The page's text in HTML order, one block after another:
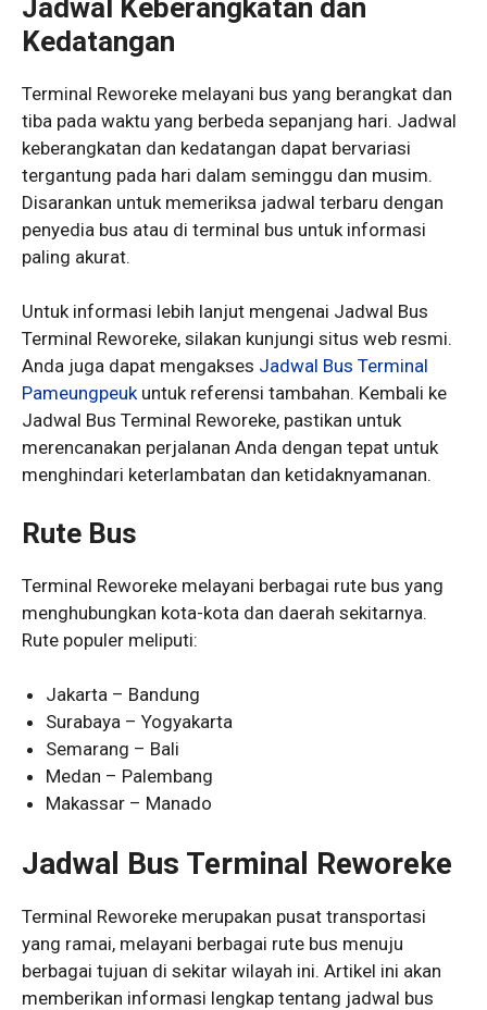
Jadwal Keberangkatan dan
Kedatangan
Terminal Reworeke melayani bus yang berangkat dan
tiba pada waktu yang berbeda sepanjang hari. Jadwal
keberangkatan dan kedatangan dapat bervariasi
tergantung pada hari dalam seminggu dan musim.
Disarankan untuk memeriksa jadwal terbaru dengan
penyedia bus atau di terminal bus untuk informasi
paling akurat.
Untuk informasi lebih lanjut mengenai Jadwal Bus
Terminal Reworeke, silakan kunjungi situs web resmi.
Anda juga dapat mengakses Jadwal Bus Terminal
Pameungpeuk untuk referensi tambahan. Kembali ke
Jadwal Bus Terminal Reworeke, pastikan untuk
merencanakan perjalanan Anda dengan tepat untuk
menghindari keterlambatan dan ketidaknyamanan.
Rute Bus
Terminal Reworeke melayani berbagai rute bus yang
menghubungkan kota-kota dan daerah sekitarnya.
Rute populer meliputi:
Jakarta – Bandung
Surabaya – Yogyakarta
Semarang – Bali
Medan – Palembang
Makassar – Manado
Jadwal Bus Terminal Reworeke
Terminal Reworeke merupakan pusat transportasi
yang ramai, melayani berbagai rute bus menuju
berbagai tujuan di sekitar wilayah ini. Artikel ini akan
memberikan informasi lengkap tentang jadwal bus